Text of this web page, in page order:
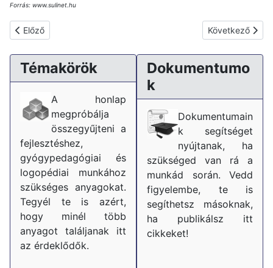
Forrás: www.sulinet.hu
Előző cikk: SNI - ami a bűvös betűszó mögött van
Előző Következő
Következő
Témakörök
A honlap
megpróbálja
összegyűjteni a
fejlesztéshez,
gyógypedagógiai és
logopédiai munkához
szükséges anyagokat.
Tegyél te is azért,
hogy minél több
anyagot találjanak itt
az érdeklődők.
Dokumentumo
k
Dokumentumain
k segítséget
nyújtanak, ha
szükséged van rá a
munkád során. Vedd
figyelembe, te is
segíthetsz másoknak,
ha publikálsz itt
cikkeket!